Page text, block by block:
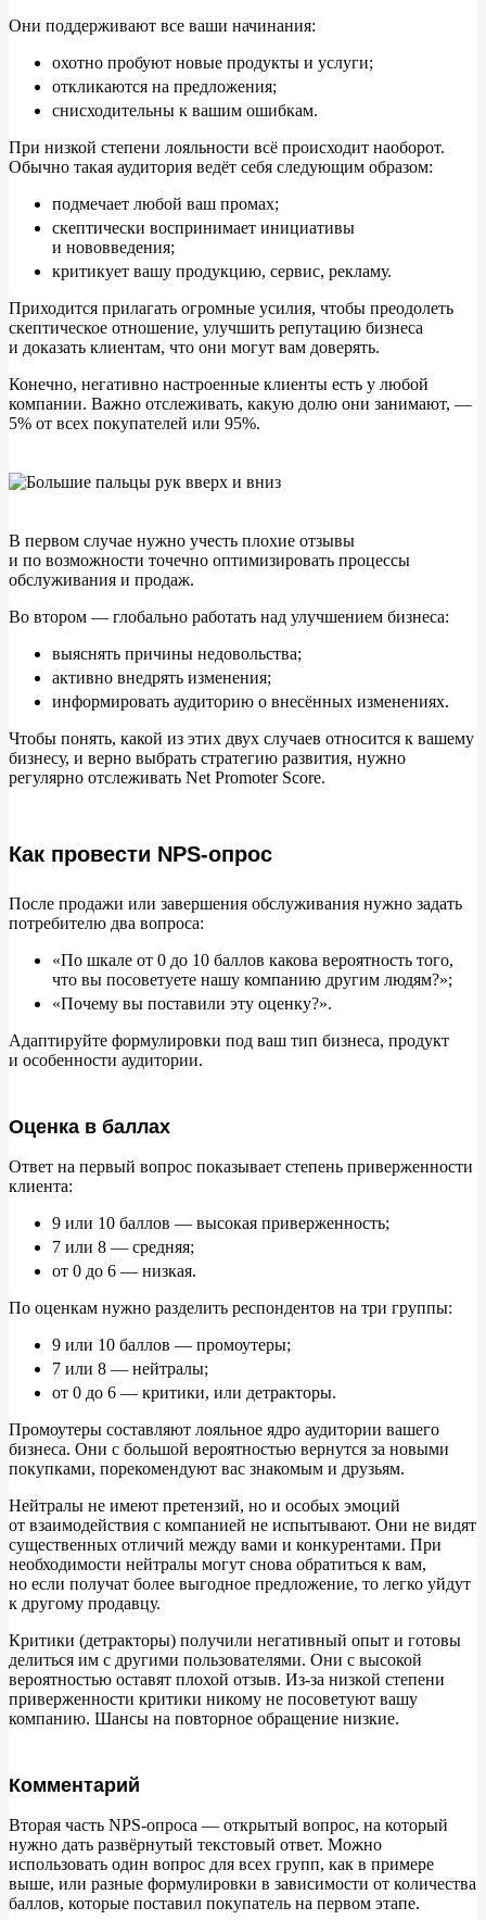
Они поддерживают все ваши начинания:
охотно пробуют новые продукты и услуги;
откликаются на предложения;
снисходительны к вашим ошибкам.
При низкой степени лояльности всё происходит наоборот.
Обычно такая аудитория ведёт себя следующим образом:
подмечает любой ваш промах;
скептически воспринимает инициативы
и нововведения;
критикует вашу продукцию, сервис, рекламу.
Приходится прилагать огромные усилия, чтобы преодолеть
скептическое отношение, улучшить репутацию бизнеса
и доказать клиентам, что они могут вам доверять.
Конечно, негативно настроенные клиенты есть у любой
компании. Важно отслеживать, какую долю они занимают, ―
5% от всех покупателей или 95%.
В первом случае нужно учесть плохие отзывы
и по возможности точечно оптимизировать процессы
обслуживания и продаж.
Во втором — глобально работать над улучшением бизнеса:
выяснять причины недовольства;
активно внедрять изменения;
информировать аудиторию о внесённых изменениях.
Чтобы понять, какой из этих двух случаев относится к вашему
бизнесу, и верно выбрать стратегию развития, нужно
регулярно отслеживать Net Promoter Score.
Как провести NPS-опрос
После продажи или завершения обслуживания нужно задать
потребителю два вопроса:
«По шкале от 0 до 10 баллов какова вероятность того,
что вы посоветуете нашу компанию другим людям?»;
«Почему вы поставили эту оценку?».
Адаптируйте формулировки под ваш тип бизнеса, продукт
и особенности аудитории.
Оценка в баллах
Ответ на первый вопрос показывает степень приверженности
клиента:
9 или 10 баллов — высокая приверженность;
7 или 8 — средняя;
от 0 до 6 — низкая.
По оценкам нужно разделить респондентов на три группы:
9 или 10 баллов — промоутеры;
7 или 8 — нейтралы;
от 0 до 6 — критики, или детракторы.
Промоутеры составляют лояльное ядро аудитории вашего
бизнеса. Они с большой вероятностью вернутся за новыми
покупками, порекомендуют вас знакомым и друзьям.
Нейтралы не имеют претензий, но и особых эмоций
от взаимодействия с компанией не испытывают. Они не видят
существенных отличий между вами и конкурентами. При
необходимости нейтралы могут снова обратиться к вам,
но если получат более выгодное предложение, то легко уйдут
к другому продавцу.
Критики (детракторы) получили негативный опыт и готовы
делиться им с другими пользователями. Они с высокой
вероятностью оставят плохой отзыв. Из-за низкой степени
приверженности критики никому не посоветуют вашу
компанию. Шансы на повторное обращение низкие.
Комментарий
Вторая часть NPS-опроса — открытый вопрос, на который
нужно дать развёрнутый текстовый ответ. Можно
использовать один вопрос для всех групп, как в примере
выше, или разные формулировки в зависимости от количества
баллов, которые поставил покупатель на первом этапе.